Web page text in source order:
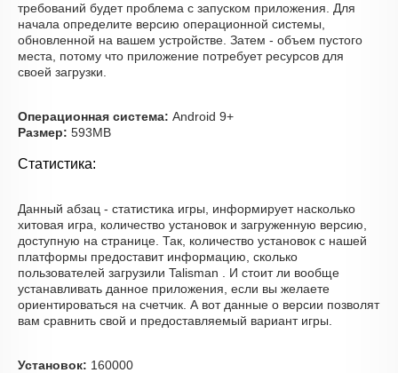
требований будет проблема с запуском приложения. Для
начала определите версию операционной системы,
обновленной на вашем устройстве. Затем - объем пустого
места, потому что приложение потребует ресурсов для
своей загрузки.
Операционная система: Android 9+
Размер: 593MB
Статистика:
Данный абзац - статистика игры, информирует насколько
хитовая игра, количество установок и загруженную версию,
доступную на странице. Так, количество установок с нашей
платформы предоставит информацию, сколько
пользователей загрузили Talisman . И стоит ли вообще
устанавливать данное приложения, если вы желаете
ориентироваться на счетчик. А вот данные о версии позволят
вам сравнить свой и предоставляемый вариант игры.
Установок: 160000